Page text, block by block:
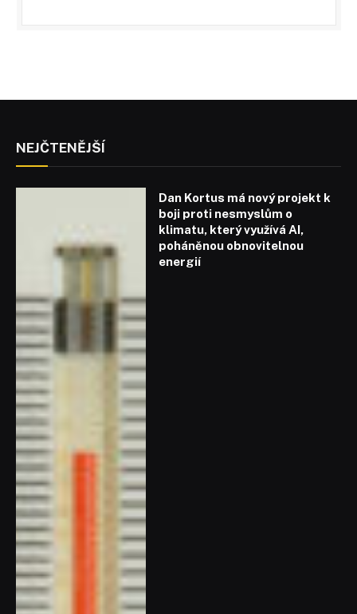
NEJČTENĚJŠÍ
Dan Kortus má nový projekt k
boji proti nesmyslům o
klimatu, který využívá AI,
poháněnou obnovitelnou
energií